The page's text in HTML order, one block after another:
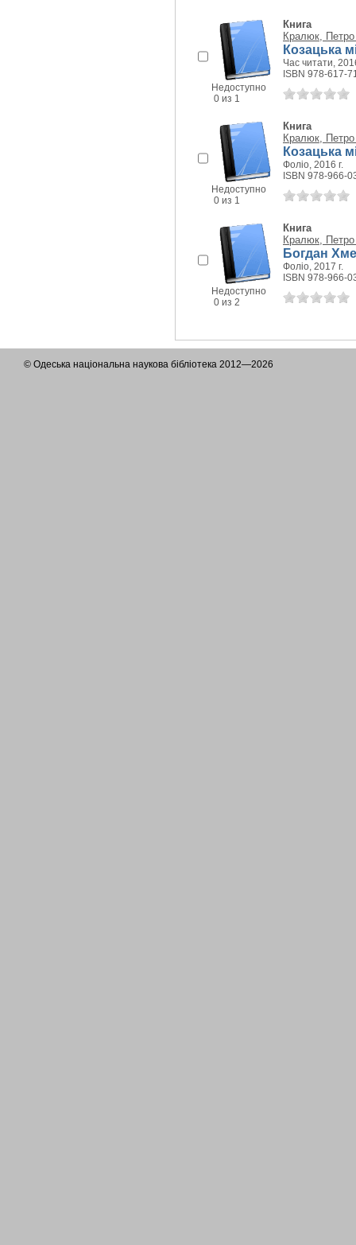
Недоступно
0 из 1
Книга
Кралюк,
Козацька
Час читати,
ISBN 978-617-
Недоступно
0 из 1
Книга
Кралюк,
Козацька
Фоліо, 2016 г.
ISBN 978-966-
Недоступно
0 из 2
Книга
Кралюк,
Богдан
Фоліо, 2017 г.
ISBN 978-966-
© Одеська національна наукова бібліотека 2012—2026